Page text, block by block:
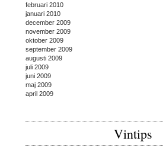
februari 2010
januari 2010
december 2009
november 2009
oktober 2009
september 2009
augusti 2009
juli 2009
juni 2009
maj 2009
april 2009
Vintips